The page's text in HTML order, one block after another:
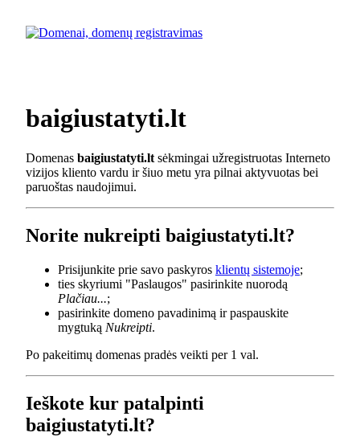
baigiustatyti.lt
Domenas baigiustatyti.lt sėkmingai užregistruotas Interneto
vizijos kliento vardu ir šiuo metu yra pilnai aktyvuotas bei
paruoštas naudojimui.
Norite nukreipti baigiustatyti.lt?
Prisijunkite prie savo paskyros klientų sistemoje;
ties skyriumi "Paslaugos" pasirinkite nuorodą
Plačiau...;
pasirinkite domeno pavadinimą ir paspauskite
mygtuką Nukreipti.
Po pakeitimų domenas pradės veikti per 1 val.
Ieškote kur patalpinti
baigiustatyti.lt?